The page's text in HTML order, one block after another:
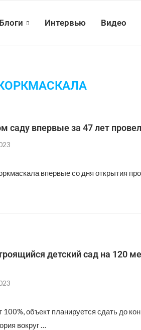
Блоги Интервью Видео
саду впервые за 47 лет
впервые со дня открытия
детский сад на 120
100%, объект планируется сдать до
вокруг …